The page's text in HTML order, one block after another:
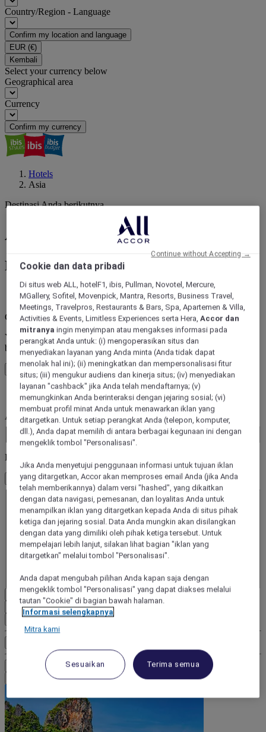
Country/Region - Language
Confirm my location and language
EUR (€)
Kembali
Select your currency below
Geographical area
Currency
Confirm my currency
Hotels
Asia
Destinasi Anda berikutnya
Asia : pesan hotel Anda
Pesan hotel dari 45+ Merek Hotel Accor
kesalahan
Core booking engine
You’ll be redirected to Accor website to view available hotels and
book your stay
Tutup jendela
kesalahan
Anda pergi ke mana saja?
Booking Dates
Kamar & Tamu
1 Kamar - 1 Tamu
Kamar 1
Kamar 1
Dewasa
- Hapus orang dewasa
+Tambahkan orang dewasa
Anak-anak
- Hapus anak
+Tambahkan anak
Hapus
Tambahkan kamar
Anda pergi ke mana saja?
Cookie dan data pribadi
Di situs web ALL, hotelF1, ibis, Pullman, Novotel, Mercure,
MGallery, Sofitel, Movenpick, Mantra, Resorts, Business Travel,
Meetings, Travelpros, Restaurants & Bars, Spa, Apartemen & Villa,
Activities & Events, Limitless Experiences serta Hera,Accor dan
mitranya ingin menyimpan atau mengakses informasi pada
perangkat Anda untuk: (i) mengoperasikan situs dan
menyediakan layanan yang Anda minta (Anda tidak dapat
menolak hal ini); (ii) meningkatkan dan mempersonalisasi fitur
situs; (iii) mengukur audiens dan kinerja situs; (iv) menyediakan
layanan "cashback" jika Anda telah mendaftarnya; (v)
memungkinkan Anda berinteraksi dengan jejaring sosial; (vi)
membuat profil minat Anda untuk menawarkan iklan yang
ditargetkan. Untuk setiap perangkat Anda (telepon, komputer,
dll.), Anda dapat memilih di antara berbagai kegunaan ini dengan
mengeklik tombol "Personalisasi".
Jika Anda menyetujui penggunaan informasi untuk tujuan iklan
yang ditargetkan, Accor akan memproses email Anda (jika Anda
telah memberikannya) dalam versi "hashed", yang dikaitkan
dengan data navigasi, pemesanan, dan loyalitas Anda untuk
menampilkan iklan yang ditargetkan kepada Anda di situs pihak
ketiga dan jejaring sosial. Data Anda mungkin akan disilangkan
dengan data yang dimiliki oleh pihak ketiga tersebut. Untuk
mempelajari lebih lanjut, silakan lihat bagian "iklan yang
ditargetkan" melalui tombol "Personalisasi".
Anda dapat mengubah pilihan Anda kapan saja dengan
mengeklik tombol "Personalisasi" yang dapat diakses melalui
tautan "Cookie" di bagian bawah halaman.
Informasi selengkapnya
Mitra kami
Sesuaikan Terima semua
Continue without Accepting →